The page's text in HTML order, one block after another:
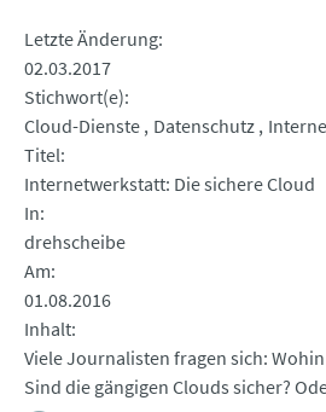
Letzte Änderung
02.03.2017
Stichwort(e)
Cloud-Dienste Datenschutz
Titel
Internetwerkstatt: Die sichere Cloud
In
drehscheibe
Am
01.08.2016
Inhalt
Viele Journalisten fragen sich:
Sind die gängigen Clouds sicher?